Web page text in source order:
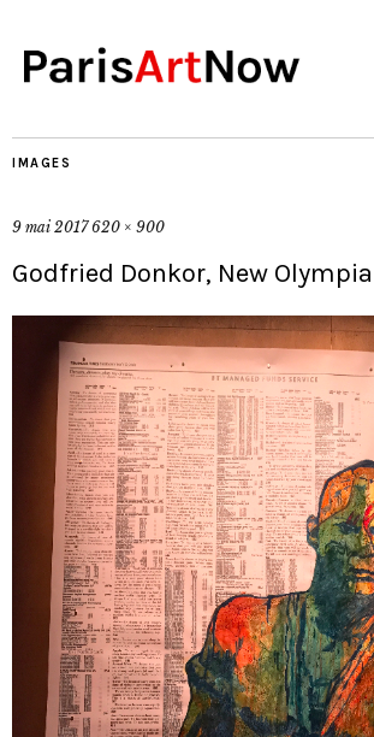
IMAGES
9 mai 2017 620 × 900
Godfried Donkor, New